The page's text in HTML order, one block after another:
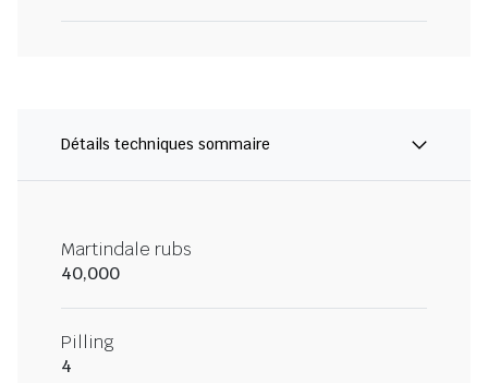
Détails techniques sommaire
Martindale rubs
40,000
Pilling
4